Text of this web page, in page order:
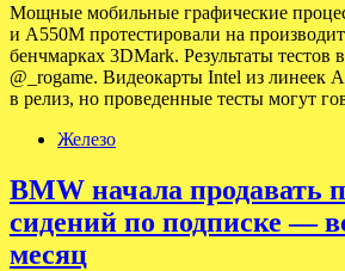
Мощные мобильные графические
и A550M протестировали на
бенчмарках 3DMark. Результаты тестов
@_rogame. Видеокарты Intel из линеек
в релиз, но проведенные тесты могут
Железо
BMW начала продавать
сидений по подписке —
месяц